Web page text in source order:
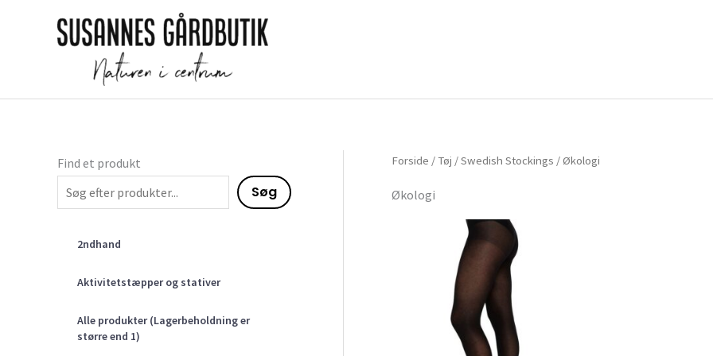
Find et produkt
Søg
2ndhand
Aktivitetstæpper og stativer
Alle produkter (Lagerbeholdning er
større end 1)
Forside / Tøj /Swedish Stockings / Økologi
Økologi